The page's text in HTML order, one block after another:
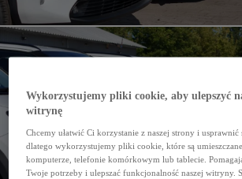
Wykorzystujemy pliki cookie, aby ulepszyć
witrynę
Chcemy ułatwić Ci korzystanie z naszej strony i usprawnić
dlatego wykorzystujemy pliki cookie, które są
komputerze, telefonie komórkowym lub tablecie.
Twoje potrzeby i ulepszać funkcjonalność naszej witryny.